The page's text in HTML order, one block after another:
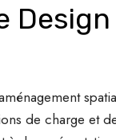
Design
de charge et